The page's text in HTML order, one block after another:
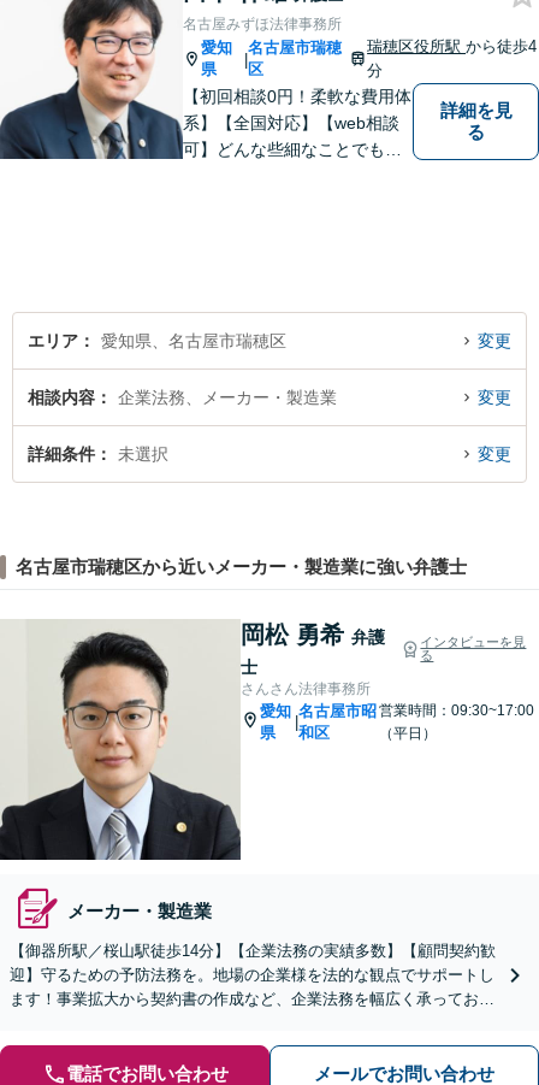
名古屋みずほ法律事務所
愛知
県
|
名古屋市瑞穂
区
瑞穂区役所駅から徒歩4
分
【初回相談0円！柔軟な費用体
系】【全国対応】【web相談
可】どんな些細なことでもお
詳細を見
る
エリア 愛知県、名古屋市瑞穂区 変更
相談内容 企業法務、メーカー・製造業 変更
詳細条件 未選択 変更
名古屋市瑞穂区から近いメーカー・製造業に強い弁護士
岡松 勇希 弁護
士
インタビューを見
る
さんさん法律事務所
愛知
県
名古屋市昭
和区
営業時間：09:30~17:00
（平日）
メーカー・製造業
【御器所駅／桜山駅徒歩14分】【企業法務の実績多数】【顧問契約歓
迎】守るための予防法務を。地場の企業様を法的な観点でサポートし
ます！事業拡大から契約書の作成など、企業法務を幅広く承っており
電話でお問い合わせ メールでお問い合わせ